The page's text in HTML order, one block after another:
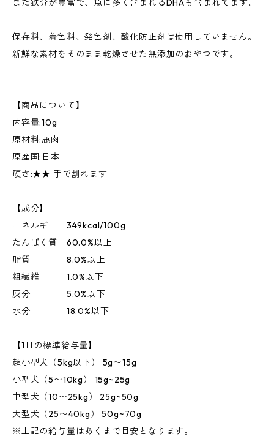
また鉄分が豊富で、魚に多く含まれるDHAも含まれてます。
保存料、着色料、発色剤、酸化防止剤は使用していません。
新鮮な素材をそのまま乾燥させた無添加のおやつです。
【商品について】
内容量:10g
原材料:鹿肉
原産国:日本
硬さ:★★ 手で割れます
【成分】
エネルギー 349kcal/100g
たんぱく質 60.0%以上
脂質 8.0%以上
粗繊維 1.0%以下
灰分 5.0%以下
水分 18.0%以下
【1日の標準給与量】
超小型犬（5kg以下） 5g〜15g
小型犬（5〜10kg） 15g~25g
中型犬（10〜25kg） 25g~50g
大型犬（25〜40kg） 50g~70g
※上記の給与量はあくまで目安となります。